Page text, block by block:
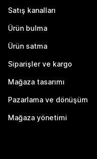
Satış kanalları
Ürün bulma
Ürün satma
Siparişler ve kargo
Mağaza tasarımı
Pazarlama ve dönüşüm
Mağaza yönetimi